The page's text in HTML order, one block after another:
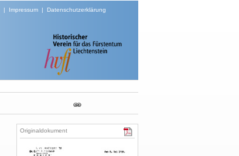
| Impressum| Datenschutzerklärung
Originaldokument